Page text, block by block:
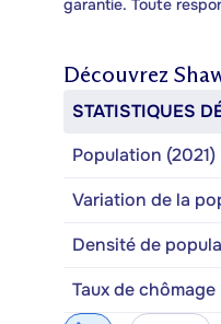
garantie. Toute
Découvrez
STATISTIQUES
Population (2021)
Variation de la
Densité de
Taux de chômage